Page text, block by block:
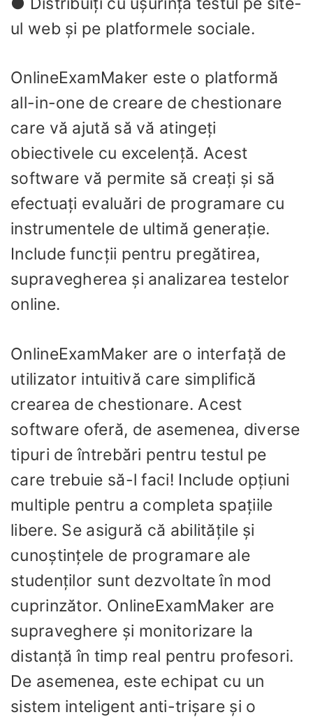
ul web și pe platformele sociale.
OnlineExamMaker este o platformă
all-in-one de creare de chestionare
care vă ajută să vă atingeți
obiectivele cu excelență. Acest
software vă permite să creați și să
efectuați evaluări de programare cu
instrumentele de ultimă generație.
Include funcții pentru pregătirea,
supravegherea și analizarea testelor
online.
OnlineExamMaker are o interfață de
utilizator intuitivă care simplifică
crearea de chestionare. Acest
software oferă, de asemenea, diverse
tipuri de întrebări pentru testul pe
care trebuie să-l faci! Include opțiuni
multiple pentru a completa spațiile
libere. Se asigură că abilitățile și
cunoștințele de programare ale
studenților sunt dezvoltate în mod
cuprinzător. OnlineExamMaker are
supraveghere și monitorizare la
distanță în timp real pentru profesori.
De asemenea, este echipat cu un
sistem inteligent anti-trișare și o